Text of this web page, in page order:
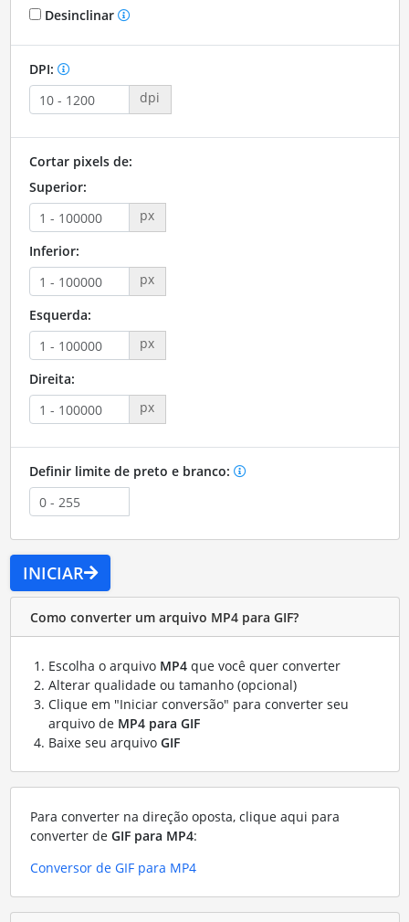
Desinclinar
DPI:
dpi
Cortar pixels de:
Superior:
px
Inferior:
px
Esquerda:
px
Direita:
px
Definir limite de preto e branco:
INICIAR
Como converter um arquivo MP4 para GIF?
Escolha o arquivo MP4que você quer converter
Alterar qualidade ou tamanho (opcional)
Clique em "Iniciar conversão" para converter seu
arquivo de MP4 para GIF
Baixe seu arquivo GIF
Para converter na direção oposta, clique aqui para
converter de GIF para MP4:
Conversor de GIF para MP4